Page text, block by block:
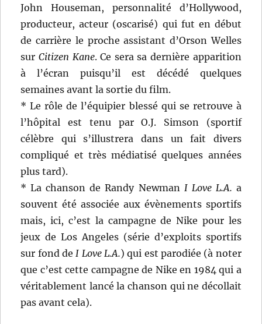
John Houseman, personnalité d’Hollywood,
producteur, acteur (oscarisé) qui fut en début
de carrière le proche assistant d’Orson Welles
sur Citizen Kane. Ce sera sa dernière apparition
à l’écran puisqu’il est décédé quelques
semaines avant la sortie du film.
* Le rôle de l’équipier blessé qui se retrouve à
l’hôpital est tenu par O.J. Simson (sportif
célèbre qui s’illustrera dans un fait divers
compliqué et très médiatisé quelques années
plus tard).
* La chanson de Randy Newman I Love L.A. a
souvent été associée aux évènements sportifs
mais, ici, c’est la campagne de Nike pour les
jeux de Los Angeles (série d’exploits sportifs
sur fond de I Love L.A.) qui est parodiée (à noter
que c’est cette campagne de Nike en 1984 qui a
véritablement lancé la chanson qui ne décollait
pas avant cela).